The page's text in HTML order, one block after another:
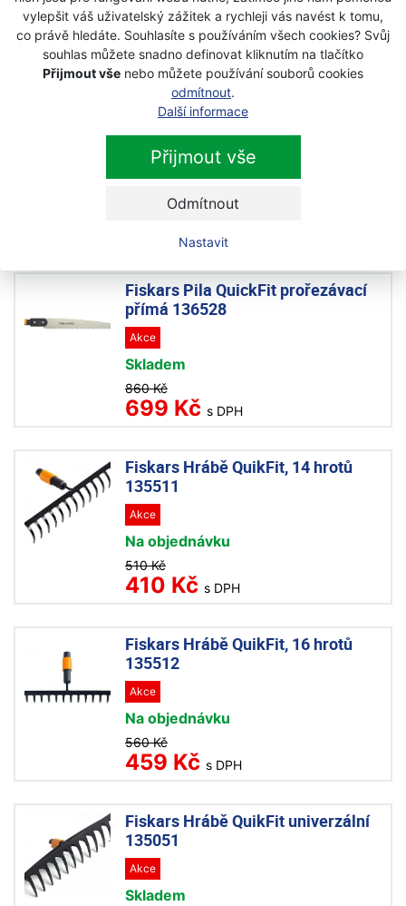
vylepšit váš uživatelský zážitek a rychleji vás navést k tomu,
co právě hledáte. Souhlasíte s používáním všech cookies? Svůj
souhlas můžete snadno definovat kliknutím na tlačítko
Přijmout vše nebo můžete používání souborů cookies
odmítnout.
Další informace
Přijmout vše
Odmítnout
Nastavit
Skladem
460 Kč
380 Kč s DPH
Fiskars Nůž QuikFit na spáry
136521
Akce
350 Kč s DPH
Fiskars Pila QuickFit prořezávací
přímá 136528
Akce
Skladem
860 Kč
699 Kč s DPH
Fiskars Hrábě QuikFit, 14 hrotů
135511
Akce
Na objednávku
510 Kč
410 Kč s DPH
Fiskars Hrábě QuikFit, 16 hrotů
135512
Akce
Na objednávku
560 Kč
459 Kč s DPH
Fiskars Hrábě QuikFit univerzální
135051
Akce
Skladem